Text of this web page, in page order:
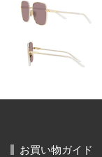
お買い物ガイド